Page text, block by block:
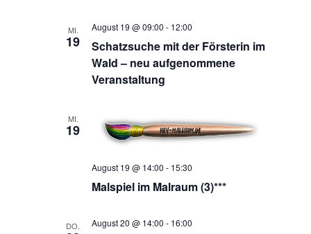
MI.
19
Schatzsuche mit der Försterin im
Wald – neu aufgenommene
Veranstaltung
August 19 @ 09:00 - 12:00
MI.
19
Malspiel im Malraum (3)***
August 19 @ 14:00 - 15:30
DO. August 20 @ 14:00 - 16:00